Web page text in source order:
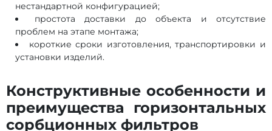
нестандартной конфигурацией;
простота доставки до объекта и отсутствие
проблем на этапе монтажа;
короткие сроки изготовления, транспортировки и
установки изделий.
Конструктивные особенности и
преимущества горизонтальных
сорбционных фильтров